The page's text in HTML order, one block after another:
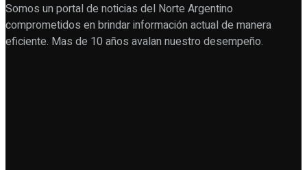
Somos un portal de noticias del Norte Argentino
comprometidos en brindar información actual de manera
eficiente. Mas de 10 años avalan nuestro desempeño.